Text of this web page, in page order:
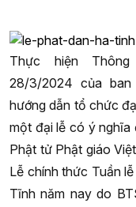
Thực hiện
28/3/2024 của
hướng dẫn tổ chức
một đại lễ có ý nghĩa
Phật tử Phật giáo
Lễ chính thức Tuần
Tĩnh năm nay do